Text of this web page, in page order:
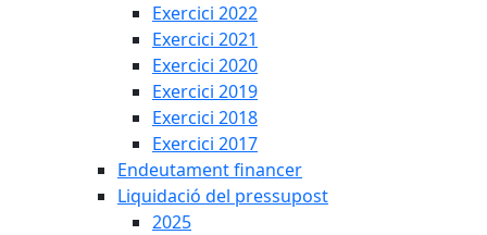
Exercici 2022
Exercici 2021
Exercici 2020
Exercici 2019
Exercici 2018
Exercici 2017
Endeutament financer
Liquidació del pressupost
2025